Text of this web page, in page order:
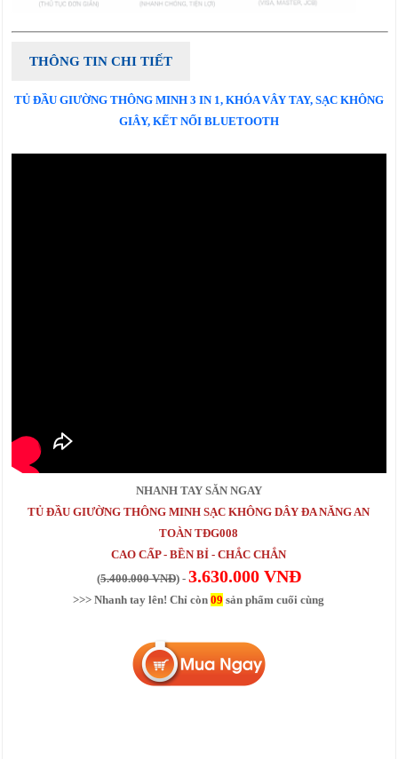
THÔNG TIN CHI TIẾT
TỦ ĐẦU GIƯỜNG THÔNG MINH 3 IN 1, KHÓA VÂY TAY, SẠC KHÔNG
GIÂY, KẾT NỐI BLUETOOTH​
NHANH TAY SĂN NGAY
TỦ ĐẦU GIƯỜNG THÔNG MINH SẠC KHÔNG DÂY ĐA NĂNG AN
TOÀN TĐG008
CAO CẤP - BỀN BỈ - CHẮC CHẮN
(5.400.000 VNĐ) - 3.630.000 VNĐ
>>> Nhanh tay lên! Chỉ còn09 sản phẩm cuối cùng